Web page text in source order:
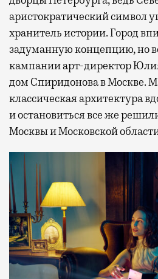
аристократический символ
хранитель истории. Город
задуманную концепцию, но
кампании арт-директор
дом Спиридонова в Москве.
классическая архитектура
и остановиться все же
Москвы и Московской